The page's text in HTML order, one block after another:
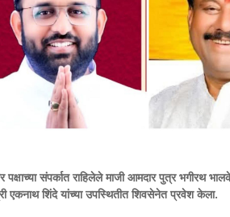
पक्षाच्या संपर्कात राहिलेले माजी आमदार पुत्र भगीरथ
एकनाथ शिंदे यांच्या उपस्थितीत शिवसेनेत प्रवेश केला.